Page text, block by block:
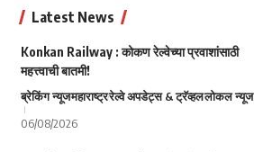
Latest News
Konkan Railway : कोकण रेल्वेच्या प्रवाशांसाठी
महत्त्वाची बातमी!
ब्रेकिंग न्यूजमहाराष्ट्ररेल्वे अपडेट्स & ट्रॅव्हललोकल न्यूज
06/08/2026